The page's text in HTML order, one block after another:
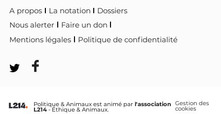
A propos La notation
Dossiers
Nous alerter
Faire un don
Mentions légales
Politique de confidentialité
Politique & Animaux est animé par l'association
L214 - Éthique & Animaux.
Gestion des
cookies